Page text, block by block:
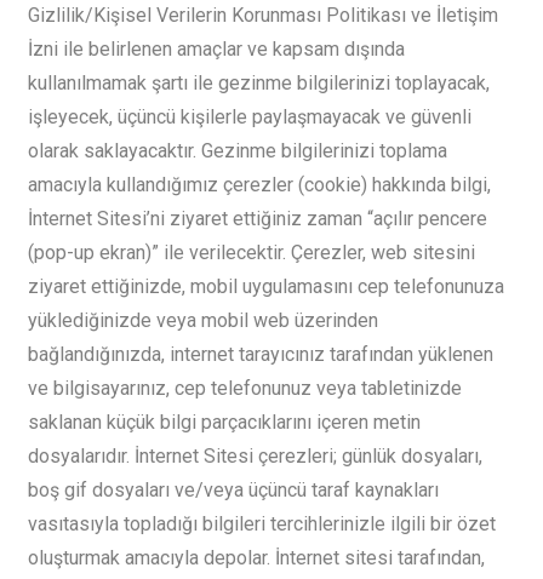
Gizlilik/Kişisel Verilerin Korunması Politikası ve İletişim
İzni ile belirlenen amaçlar ve kapsam dışında
kullanılmamak şartı ile gezinme bilgilerinizi toplayacak,
işleyecek, üçüncü kişilerle paylaşmayacak ve güvenli
olarak saklayacaktır. Gezinme bilgilerinizi toplama
amacıyla kullandığımız çerezler (cookie) hakkında bilgi,
İnternet Sitesi’ni ziyaret ettiğiniz zaman “açılır pencere
(pop-up ekran)” ile verilecektir. Çerezler, web sitesini
ziyaret ettiğinizde, mobil uygulamasını cep telefonunuza
yüklediğinizde veya mobil web üzerinden
bağlandığınızda, internet tarayıcınız tarafından yüklenen
ve bilgisayarınız, cep telefonunuz veya tabletinizde
saklanan küçük bilgi parçacıklarını içeren metin
dosyalarıdır. İnternet Sitesi çerezleri; günlük dosyaları,
boş gif dosyaları ve/veya üçüncü taraf kaynakları
vasıtasıyla topladığı bilgileri tercihlerinizle ilgili bir özet
oluşturmak amacıyla depolar. İnternet sitesi tarafından,